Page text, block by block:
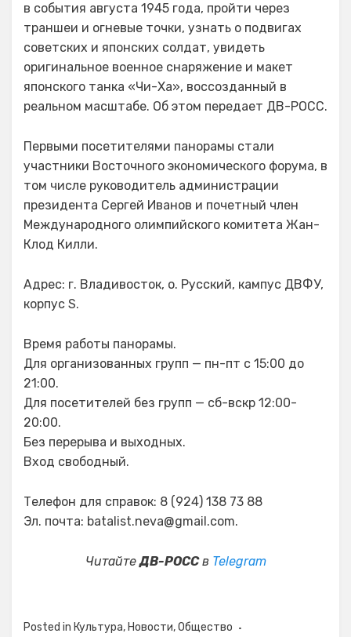
в события августа 1945 года, пройти через
траншеи и огневые точки, узнать о подвигах
советских и японских солдат, увидеть
оригинальное военное снаряжение и макет
японского танка «Чи-Ха», воссозданный в
реальном масштабе. Об этом передает ДВ-РОСС.
Первыми посетителями панорамы стали
участники Восточного экономического форума, в
том числе руководитель администрации
президента Сергей Иванов и почетный член
Международного олимпийского комитета Жан-
Клод Килли.
Адрес: г. Владивосток, о. Русский, кампус ДВФУ,
корпус S.
Время работы панорамы.
Для организованных групп — пн-пт с 15:00 до
21:00.
Для посетителей без групп — сб-вскр 12:00-
20:00.
Без перерыва и выходных.
Вход свободный.
Телефон для справок: 8 (924) 138 73 88
Эл. почта: batalist.neva@gmail.com.
ЧитайтеДВ-РОССв Telegram
Posted in Культура, Новости,Общество